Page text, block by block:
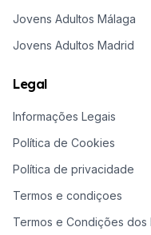
Jovens Adultos Málaga
Jovens Adultos Madrid
Legal
Informações Legais
Política de Cookies
Política de privacidade
Termos e condiçoes
Termos e Condições dos